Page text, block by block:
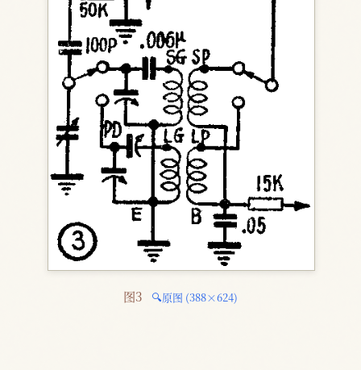
图3 🔍原图 (388×624)